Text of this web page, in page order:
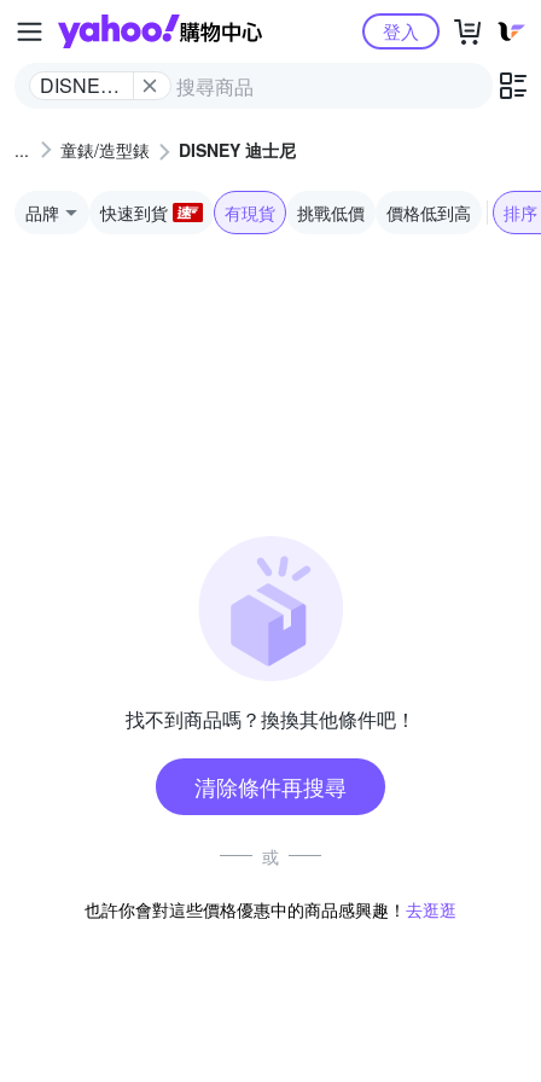
Yahoo購物中心
DISNEY
登入
童錶/造型錶 DISNEY 迪士尼
品牌 快速到貨 有現貨 挑戰低價 價格低到高 排序
找不到商品嗎？換換其他條件吧！
清除條件再搜尋
或
也許你會對這些價格優惠中的商品感興趣！ 去逛逛